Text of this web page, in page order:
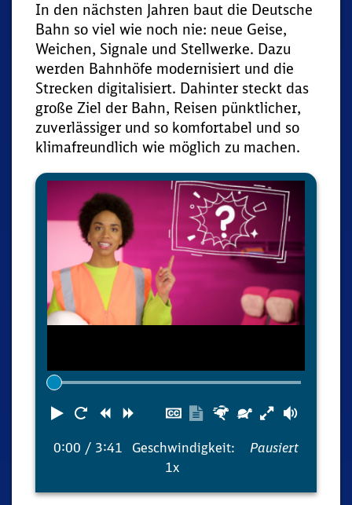
In den nächsten Jahren baut die Deutsche
Bahn so viel wie noch nie: neue Geise,
Weichen, Signale und Stellwerke. Dazu
werden Bahnhöfe modernisiert und die
Strecken digitalisiert. Dahinter steckt das
große Ziel der Bahn, Reisen pünktlicher,
zuverlässiger und so komfortabel und so
klimafreundlich wie möglich zu machen.
Media
Player
Abspielen
Neustart
ZurückVorwärtsUntertitel
Transkription
Schneller
Langsamer
0:00 / 3:41
Geschwindigkeit:
1x
Pausiert